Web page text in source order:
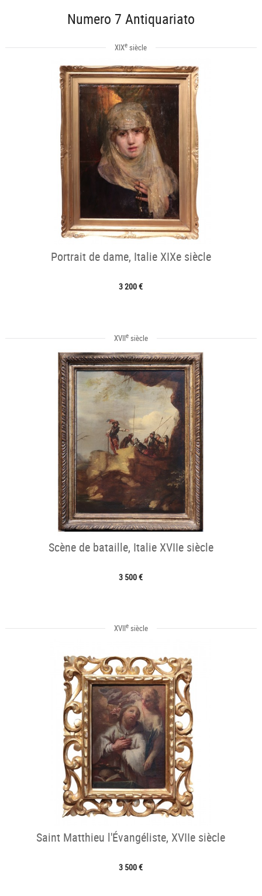
Numero 7 Antiquariato
XIXe siècle
Portrait de dame, Italie XIXe siècle
3 200 €
XVIIesiècle
Scène de bataille, Italie XVIIe siècle
3 500 €
XVIIesiècle
Saint Matthieu l'Évangéliste, XVIIe siècle
3 500 €